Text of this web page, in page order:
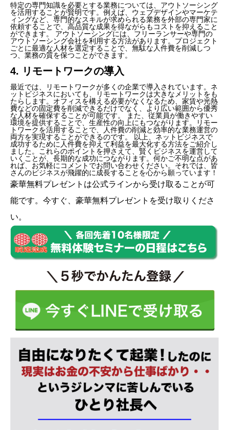
特定の専門知識を必要とする業務については、アウトソーシング
を活用することが賢明です。例えば、ウェブデザインやマーケテ
ィングなど、専門的なスキルが求められる業務を外部の専門家に
依頼することで、高品質な成果を得ながらもコストを抑えること
ができます。 アウトソーシングには、フリーランサーや専門の
アウトソーシング会社を利用する方法があります。プロジェクト
ごとに最適な人材を選定することで、無駄な人件費を削減しつ
つ、業務の質を保つことができます。
4. リモートワークの導入
最近では、リモートワークが多くの企業で導入されています。ネ
ットビジネスにおいても、リモートワークは大きなメリットをも
たらします。オフィスを構える必要がなくなるため、家賃や光熱
費などの固定費を削減できるだけでなく、より広い範囲から優秀
な人材を確保することが可能です。 また、従業員が働きやすい
環境を提供することで、生産性の向上にもつながります。リモー
トワークを活用することで、人件費の削減と効率的な業務運営の
両方を実現することができるのです。 以上、ネットビジネスで
成功するために人件費を抑えて利益を最大化する方法をご紹介し
ました。これらのポイントを押さえて、賢くビジネスを運営して
いくことが、長期的な成功につながります。何かご不明な点があ
れば、お気軽にコメントでお問い合わせください。それでは、皆
さんのビジネスが飛躍的に成長することを心から願っています！
豪華無料プレゼントは公式ラインから受け取ることが可
能です。今すぐ、豪華無料プレゼントを受け取りくださ
い。